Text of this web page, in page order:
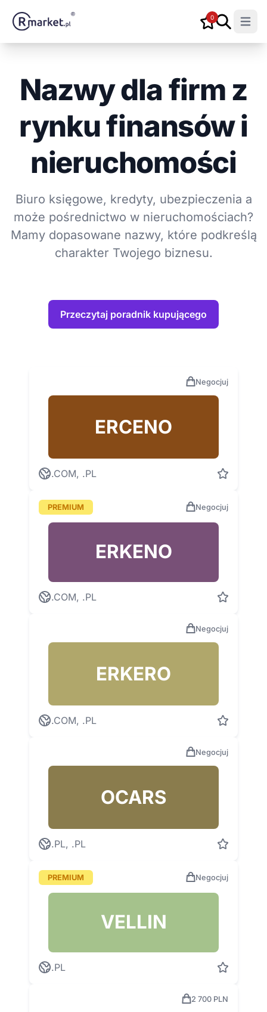
0
Open
Nazwy dla firm z
rynku finansów i
nieruchomości
Biuro księgowe, kredyty, ubezpieczenia a
może pośrednictwo w nieruchomościach?
Mamy dopasowane nazwy, które podkreślą
charakter Twojego biznesu.
Przeczytaj poradnik kupującego
Negocjuj
ERCENO
.COM, .PL
PREMIUM Negocjuj
ERKENO
.COM, .PL
Negocjuj
ERKERO
.COM, .PL
Negocjuj
OCARS
.PL, .PL
PREMIUM Negocjuj
VELLIN
.PL
2 700 PLN